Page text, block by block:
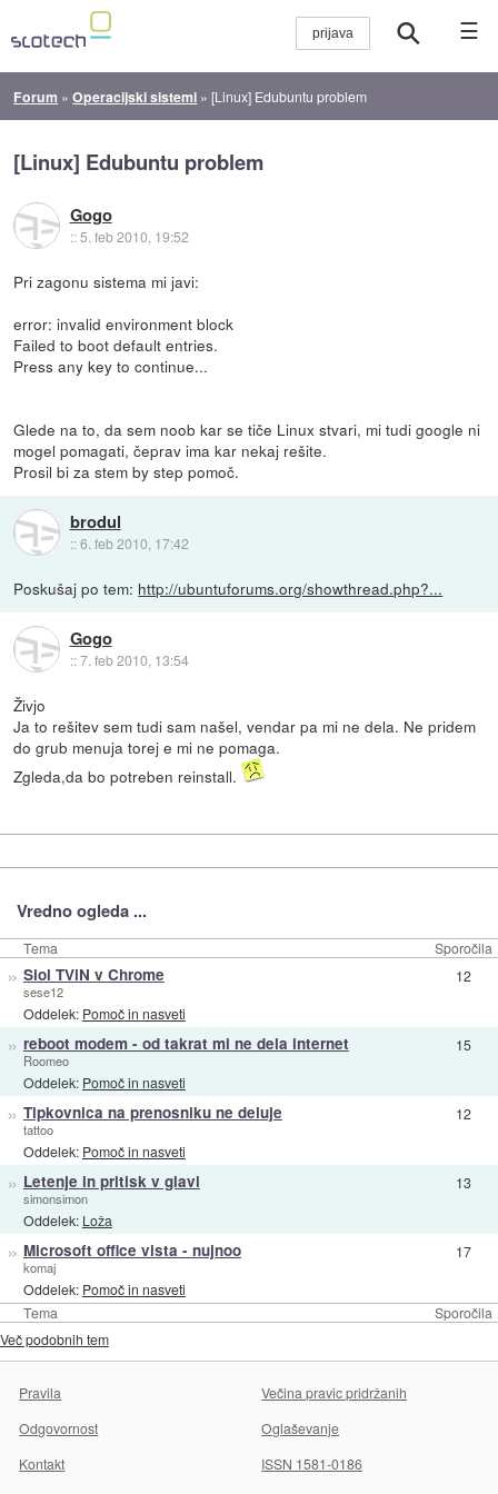
☰
Forum »Operacijski sistemi »[Linux] Edubuntu problem
[Linux] Edubuntu problem
Gogo
::5. feb 2010, 19:52
Pri zagonu sistema mi javi:
error: invalid environment block
Failed to boot default entries.
Press any key to continue...
Glede na to, da sem noob kar se tiče Linux stvari, mi tudi google ni
mogel pomagati, čeprav ima kar nekaj rešite.
Prosil bi za stem by step pomoč.
brodul
::6. feb 2010, 17:42
Poskušaj po tem: http://ubuntuforums.org/showthread.php?...
Gogo
::7. feb 2010, 13:54
Živjo
Ja to rešitev sem tudi sam našel, vendar pa mi ne dela. Ne pridem
do grub menuja torej e mi ne pomaga.
Zgleda,da bo potreben reinstall.
Vredno ogleda ...
Tema Sporočila
Tema Sporočila
» Siol TViN v Chrome
sese12
Oddelek: Pomoč in nasveti
12
» reboot modem - od takrat mi ne dela internet
Roomeo
Oddelek: Pomoč in nasveti
15
» Tipkovnica na prenosniku ne deluje
tattoo
Oddelek: Pomoč in nasveti
12
» Letenje in pritisk v glavi
simonsimon
Oddelek: Loža
13
» Microsoft office vista - nujnoo
komaj
Oddelek: Pomoč in nasveti
17
Več podobnih tem
Pravila
Večina pravic pridržanih
Odgovornost
Oglaševanje
Kontakt
ISSN 1581-0186